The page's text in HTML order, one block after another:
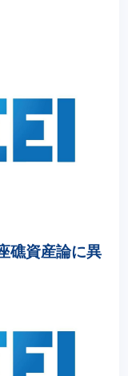
礁資産論に異